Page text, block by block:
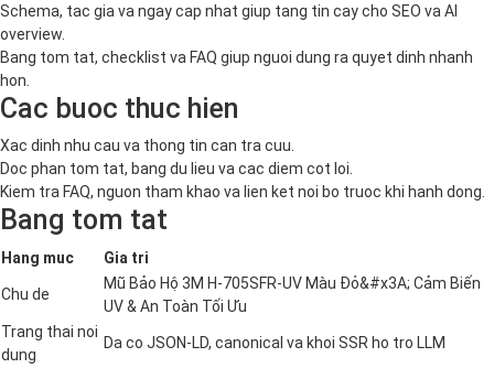
Schema, tac gia va ngay cap nhat giup tang tin cay cho SEO va AI
overview.
Bang tom tat, checklist va FAQ giup nguoi dung ra quyet dinh nhanh
hon.
Cac buoc thuc hien
Xac dinh nhu cau va thong tin can tra cuu.
Doc phan tom tat, bang du lieu va cac diem cot loi.
Kiem tra FAQ, nguon tham khao va lien ket noi bo truoc khi hanh dong.
Bang tom tat
Hang muc Gia tri
Chu de
Mũ Bảo Hộ 3M H-705SFR-UV Màu Đỏ&#x3A; Cảm Biến
UV & An Toàn Tối Ưu
Trang thai noi
dung
Da co JSON-LD, canonical va khoi SSR ho tro LLM